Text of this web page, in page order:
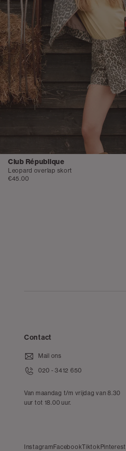
Club République
Leopard overlap skort
€45.00
Contact
Mail ons
020 - 3412 650
Van maandag t/m vrijdag van 8.30
uur tot 18.00 uur.
Instagram FacebookTiktok Pinterest